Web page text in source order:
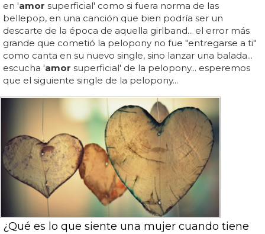
en 'amor superficial' como si fuera norma de las
bellepop, en una canción que bien podría ser un
descarte de la época de aquella girlband... el error más
grande que cometió la pelopony no fue "entregarse a ti"
como canta en su nuevo single, sino lanzar una balada...
escucha 'amor superficial' de la pelopony... esperemos
que el siguiente single de la pelopony...
¿Qué es lo que siente una mujer cuando tiene